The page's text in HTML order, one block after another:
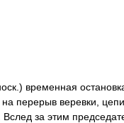
временная
перерыв веревки,
Вслед за этим